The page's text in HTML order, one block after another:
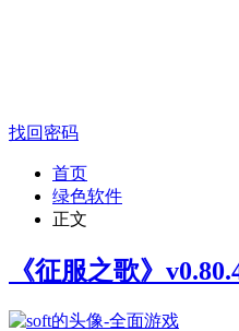
找回密码
首页
绿色软件
正文
《征服之歌》